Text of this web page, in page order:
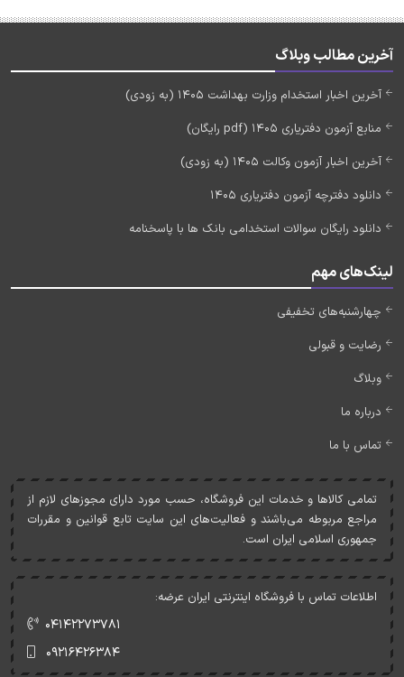
آخرین مطالب وبلاگ
آخرین اخبار استخدام وزارت بهداشت 1405 (به زودی)
منابع آزمون دفتریاری 1405 (pdf رایگان)
آخرین اخبار آزمون وکالت 1405 (به زودی)
دانلود دفترچه آزمون دفتریاری 1405
دانلود رایگان سوالات استخدامی بانک ها با پاسخنامه
لینک‌های مهم
چهارشنبه‌های تخفیفی
رضایت و قبولی
وبلاگ
درباره ما
تماس با ما
تمامی کالاها و خدمات اين فروشگاه، حسب مورد دارای مجوزهای لازم از
مراجع مربوطه می‌باشند و فعاليت‌های اين سايت تابع قوانين و مقررات
جمهوری اسلامی ايران است.
اطلاعات تماس با فروشگاه اینترنتی ایران عرضه:
۰۴۱۴۲۲۷۳۷۸۱
۰۹۲۱۶۴۲۶۳۸۴